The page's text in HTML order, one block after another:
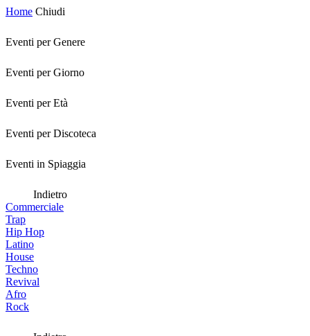
Home Chiudi
Eventi per Genere
Eventi per Giorno
Eventi per Età
Eventi per Discoteca
Eventi in Spiaggia
Indietro
Commerciale
Trap
Hip Hop
Latino
House
Techno
Revival
Afro
Rock